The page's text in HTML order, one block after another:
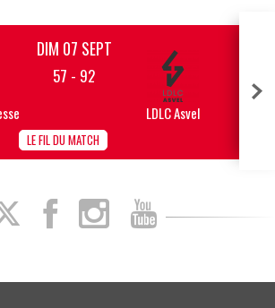
DIM 07 SEPT
57 - 92
LE FIL DU MATCH
LDLC Asvel